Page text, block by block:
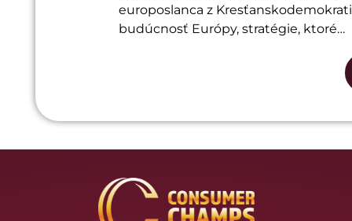
europoslanca z
budúcnosť Európy, stratégie, ktoré…